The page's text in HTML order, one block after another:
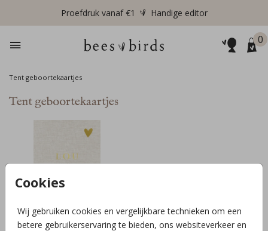
Proefdruk vanaf €1 Handige editor
0
Cookies
Wij gebruiken cookies en vergelijkbare technieken om een
betere gebruikerservaring te bieden, ons websiteverkeer en
Tent geboortekaartjes
Tent geboortekaartjes